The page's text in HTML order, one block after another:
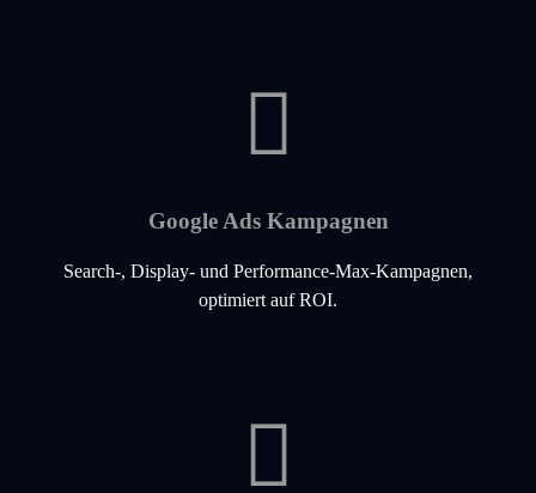
Google Ads Kampagnen
Search-, Display- und Performance-Max-Kampagnen,
optimiert auf ROI.